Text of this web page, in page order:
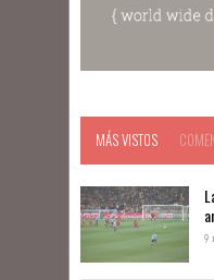
MÁS VISTOS
9